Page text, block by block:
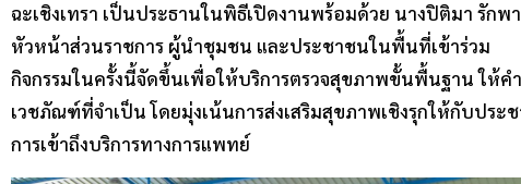
ฉะเชิงเทรา เป็นประธานในพิธีเปิดงานพร้อมด้วย นางปิติมา รัก
หัวหน้าส่วนราชการ ผู้นำชุมชน และประชาชนในพื้นที่เข้าร่วม
กิจกรรมในครั้งนี้จัดขึ้นเพื่อให้บริการตรวจสุขภาพขั้นพื้นฐาน ให้ค
เวชภัณฑ์ที่จำเป็น โดยมุ่งเน้นการส่งเสริมสุขภาพเชิงรุกให้กับปร
การเข้าถึงบริการทางการแพทย์